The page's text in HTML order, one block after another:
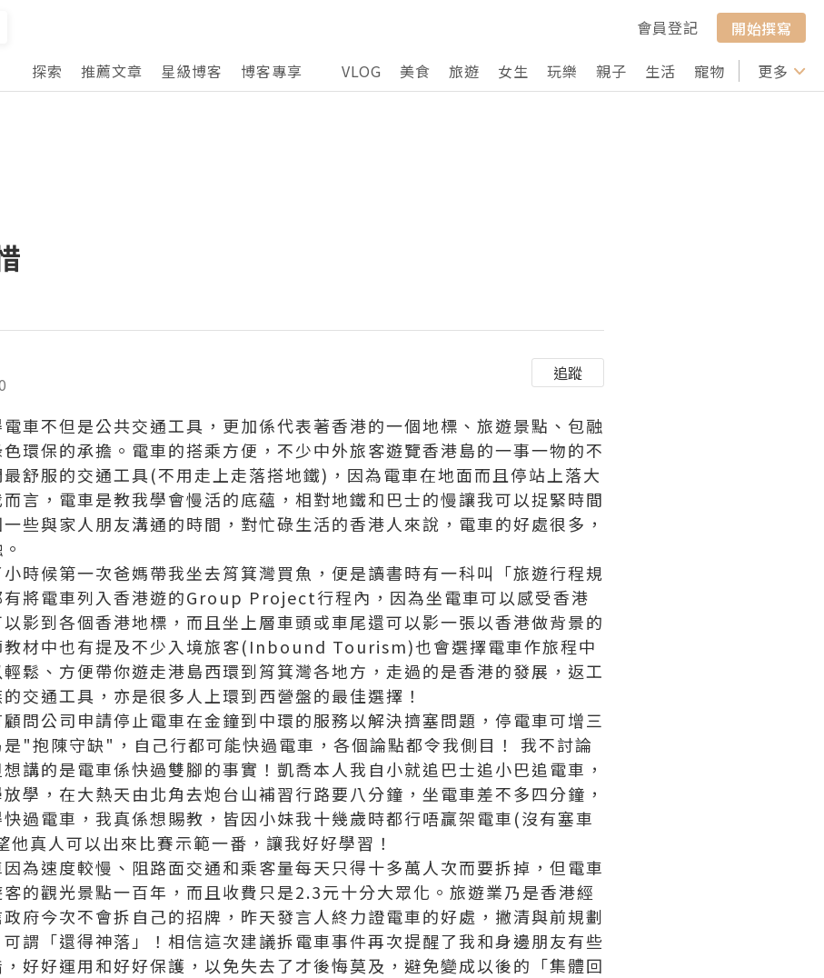
會員登記
開始撰寫
探索 推薦文章 星級博客 博客專享 VLOG 美食 旅遊 女生 玩樂 親子 生活 寵物 行山 打卡
更多
追蹤
車不但是公共交通工具，更加係代表著香港的一個地標、旅遊景點、包融
環保的承擔。電車的搭乘方便，不少中外旅客遊覽香港島的一事一物的不
舒服的交通工具(不用走上走落搭地鐵)，因為電車在地面而且停站上落大
言，電車是教我學會慢活的底蘊，相對地鐵和巴士的慢讓我可以捉緊時間
些與家人朋友溝通的時間，對忙碌生活的香港人來說，電車的好處很多，
時候第一次爸媽帶我坐去筲箕灣買魚，便是讀書時有一科叫「旅遊行程規
有將電車列入香港遊的Group Project行程內，因為坐電車可以感受香港
影到各個香港地標，而且坐上層車頭或車尾還可以影一張以香港做背景的
教材中也有提及不少入境旅客(Inbound Tourism)也會選擇電車作旅程中
鬆、方便帶你遊走港島西環到筲箕灣各地方，走過的是香港的發展，返工
交通工具，亦是很多人上環到西營盤的最佳選擇！
問公司申請停止電車在金鐘到中環的服務以解決擠塞問題，停電車可增三
"抱陳守缺"，自己行都可能快過電車，各個論點都令我側目！ 我不討論
講的是電車係快過雙腳的事實！凱喬本人我自小就追巴士追小巴追電車，
學，在大熱天由北角去炮台山補習行路要八分鐘，坐電車差不多四分鐘，
過電車，我真係想賜教，皆因小妹我十幾歲時都行唔贏架電車(沒有塞車
真人可以出來比賽示範一番，讓我好好學習！
為速度較慢、阻路面交通和乘客量每天只得十多萬人次而要拆掉，但電車
的觀光景點一百年，而且收費只是2.3元十分大眾化。旅遊業乃是香港經
府今次不會拆自己的招牌，昨天發言人終力證電車的好處，撇清與前規劃
謂「還得神落」！相信這次建議拆電車事件再次提醒了我和身邊朋友有些
好好運用和好好保護，以免失去了才後悔莫及，避免變成以後的「集體回